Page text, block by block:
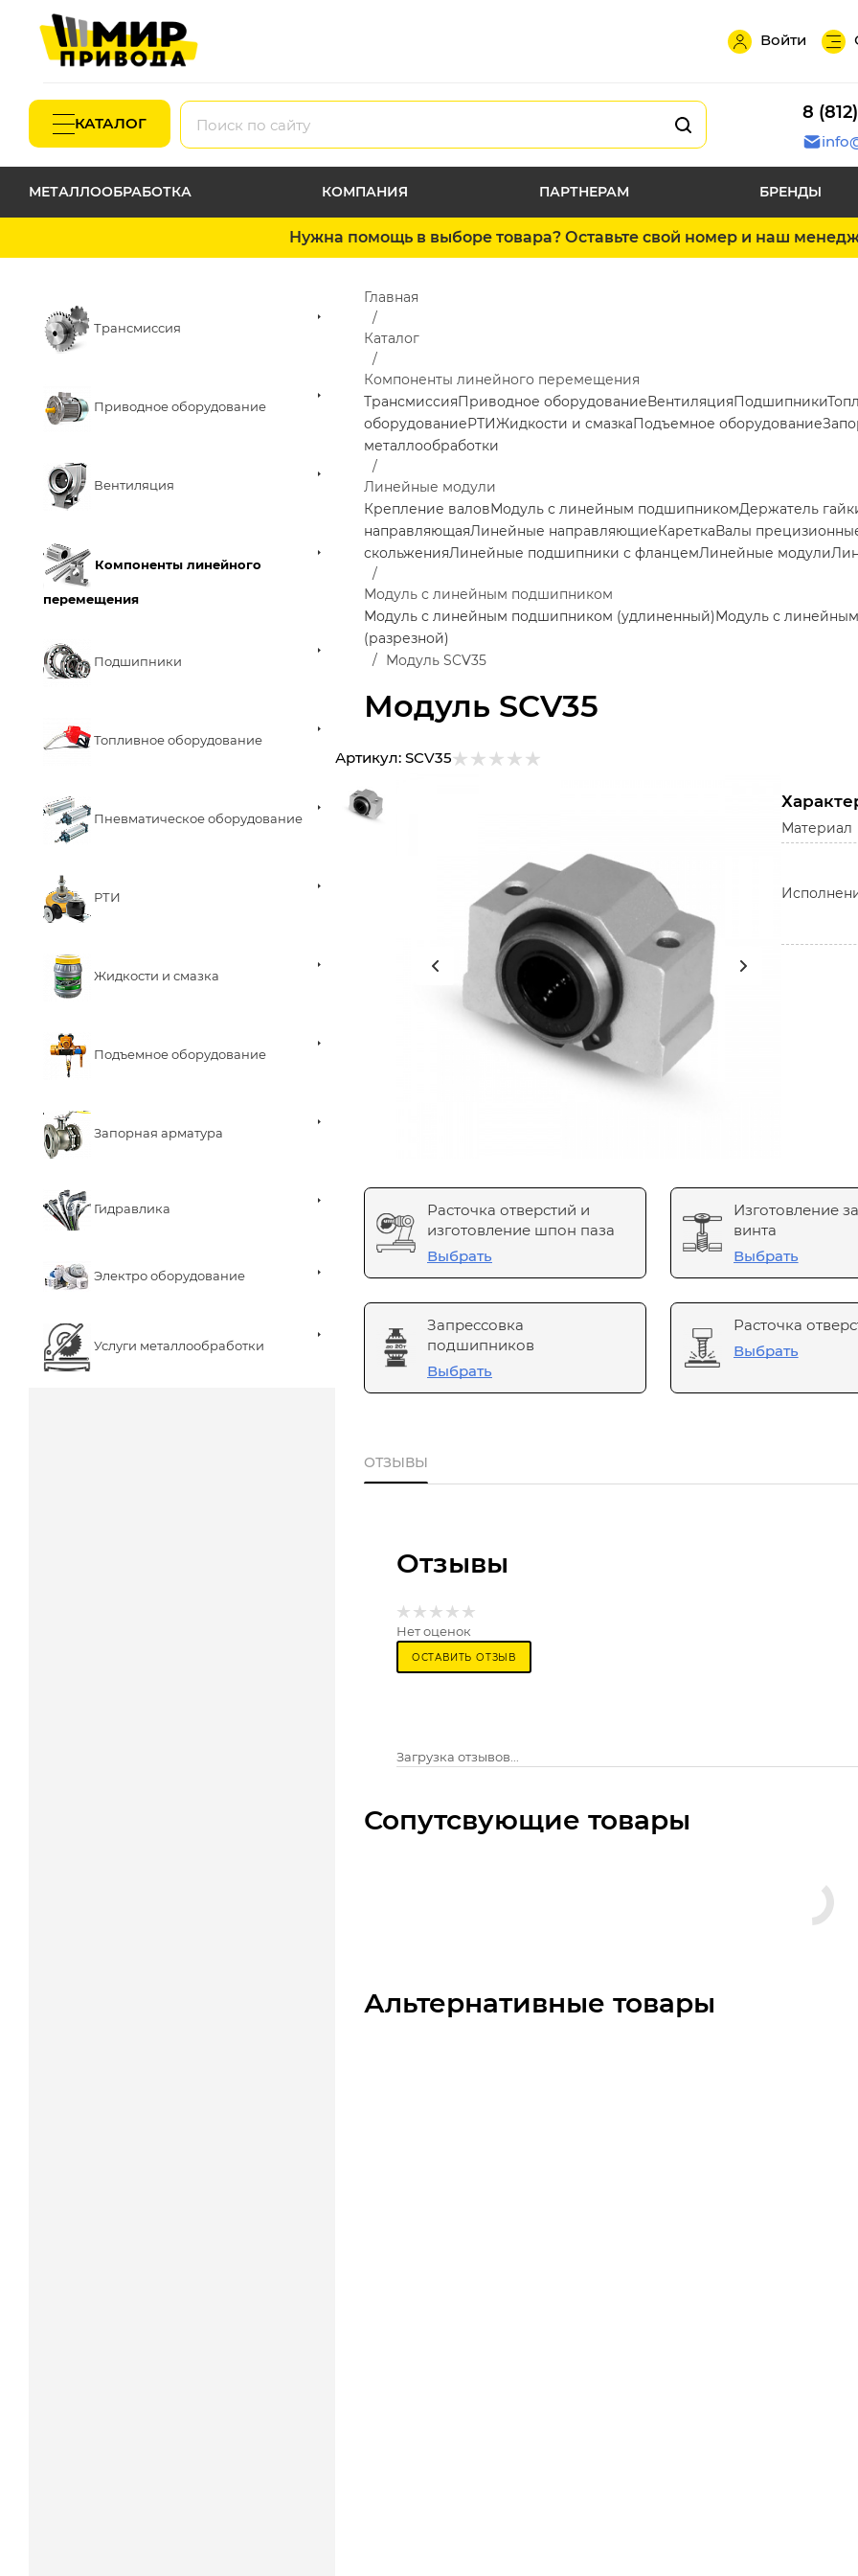
Войти
КАТАЛОГ
8
МЕТАЛЛООБРАБОТКА КОМПАНИЯ ПАРТНЕРАМ БРЕНДЫ
Нужна помощь в выборе товара? Оставьте свой номер и наш
Трансмиссия
Приводное оборудование
Вентиляция
Компоненты линейного
перемещения
Подшипники
Топливное оборудование
Пневматическое оборудование
РТИ
Жидкости и смазка
Подъемное оборудование
Запорная арматура
Гидравлика
Электро оборудование
Услуги металлообработки
Модуль SCV35
Главная
Каталог
Компоненты линейного перемещения
ТрансмиссияПриводное оборудованиеВентиляцияПодшипники
оборудованиеРТИЖидкости и смазкаПодъемное оборудование
металлообработки
Линейные модули
Крепление валовМодуль с линейным подшипникомДержатель
направляющаяЛинейные направляющиеКареткаВалы
скольженияЛинейные подшипники с фланцемЛинейные модули
Модуль с линейным подшипником
Модуль с линейным подшипником (удлиненный)Модуль с
(разрезной)
Модуль SCV35
Артикул: SCV35
Материал
Расточка отверстий и
изготовление шпон паза
Выбрать
Изготовление
винта
Выбрать
Запрессовка
подшипников
Выбрать
Расточка
Выбрать
ОТЗЫВЫ
Отзывы
Нет оценок
ОСТАВИТЬ ОТЗЫВ
Загрузка отзывов...
Сопутсвующие товары
Альтернативные товары